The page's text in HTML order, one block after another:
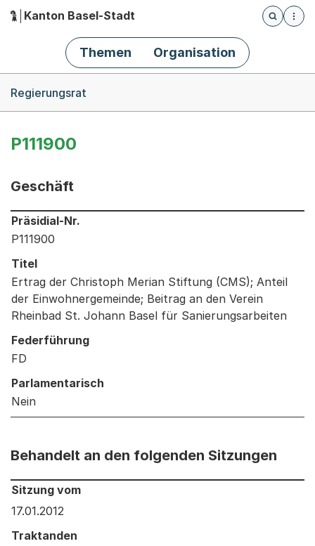
Hauptnavigation
Kanton Basel-Stadt
Öffnet
Themen Organisation
Regierungsrat
P111900
Geschäft
Informationen zum Ausgewählten Geschäft
Präsidial-Nr.
P111900
Titel
Ertrag der Christoph Merian Stiftung (CMS); Anteil
der Einwohnergemeinde; Beitrag an den Verein
Rheinbad St. Johann Basel für Sanierungsarbeiten
Federführung
FD
Parlamentarisch
Nein
Behandelt an den folgenden Sitzungen
Behandelt an den folgenden Sitzungen: Informationen
Sitzung vom
17.01.2012
Traktanden